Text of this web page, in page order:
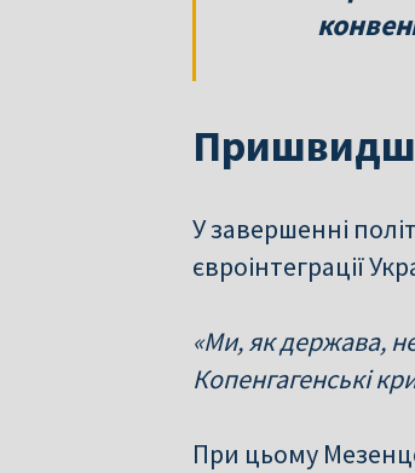
У завершенні
євроінтеграції
«Ми, як держава,
Копенгагенські
При цьому